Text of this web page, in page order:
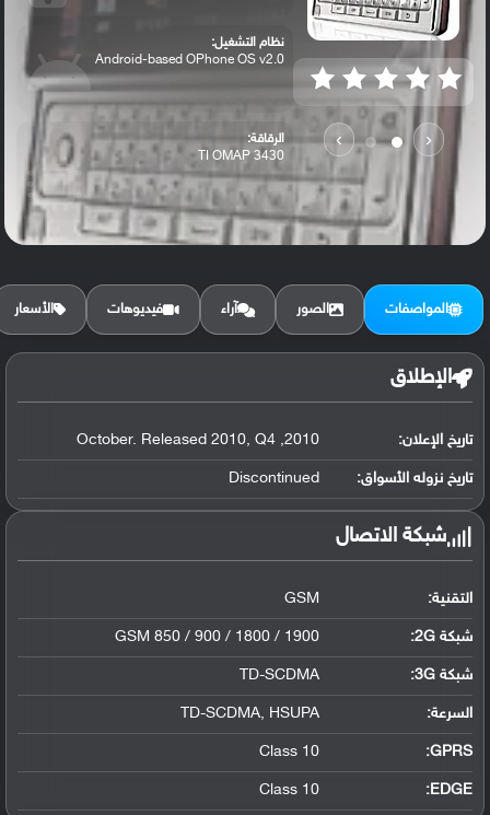
‹
›
نظام التشغيل:
Android-based OPhone OS v2.0
الرقاقة:
TI OMAP 3430
الرام / التخزين:
المواصفات الصور آراء فيديوهات الأسعار
الإطلاق
تاريخ الإعلان: 2010, October. Released 2010, Q4
تاريخ نزوله الأسواق: Discontinued
شبكة الاتصال
التقنية: GSM
شبكة 2G: GSM 850 / 900 / 1800 / 1900
شبكة 3G :
TD-SCDMA
السرعة: TD-SCDMA, HSUPA
GPRS:
Class 10
EDGE:
Class 10